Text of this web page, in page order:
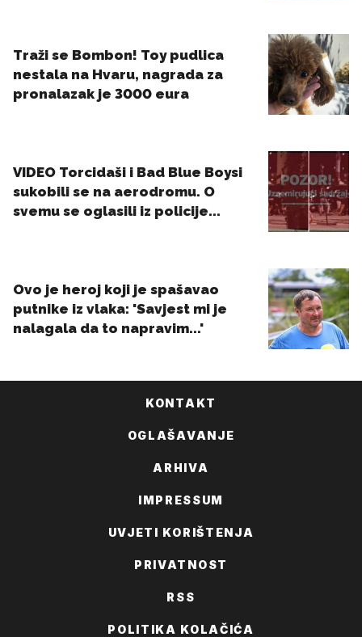
KONTAKT
OGLAŠAVANJE
ARHIVA
IMPRESSUM
UVJETI KORIŠTENJA
PRIVATNOST
RSS
POLITIKA KOLAČIĆA